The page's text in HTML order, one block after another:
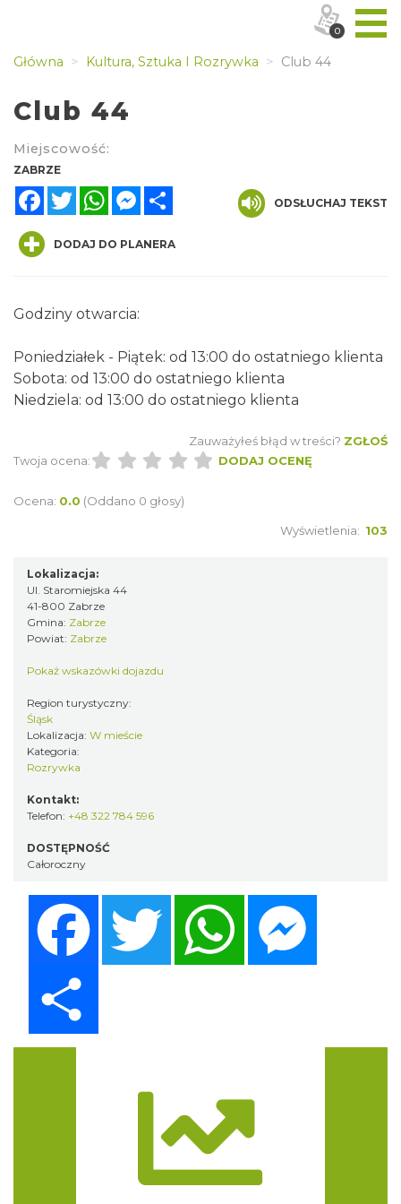
Główna Kultura, Sztuka I Rozrywka Club 44
Club 44
Miejscowość:
ZABRZE
FacebookTwitterWhatsAppMessenger
ODSŁUCHAJ TEKST
DODAJ DO PLANERA
Godziny otwarcia:
Poniedziałek - Piątek: od 13:00 do ostatniego klienta
Sobota: od 13:00 do ostatniego klienta
Niedziela: od 13:00 do ostatniego klienta
Zauważyłeś błąd w treści? ZGŁOŚ
Twoja ocena:
DODAJ OCENĘ
Ocena: 0.0 (Oddano 0 głosy)
Wyświetlenia: 103
Lokalizacja:
Ul. Staromiejska 44
41-800 Zabrze
Gmina: Zabrze
Powiat: Zabrze
Pokaż wskazówki dojazdu
Region turystyczny:
Śląsk
Lokalizacja: W mieście
Kategoria:
Rozrywka
Kontakt:
Telefon: +48 322 784 596
DOSTĘPNOŚĆ
Całoroczny
Twitter WhatsApp
0